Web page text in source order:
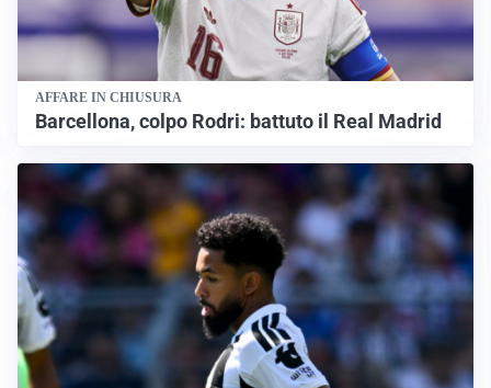
AFFARE IN CHIUSURA
Barcellona, colpo Rodri: battuto il Real Madrid